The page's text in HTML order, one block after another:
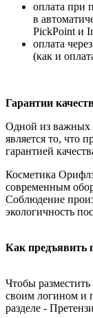
оплата при
в
PickPoint и
оплата
(как и
Гарантии
Одной из важных
является то, что
гарантией
Косметика
современным
Соблюдение
экологичность
Как предъявить
Чтобы
своим логином и
разделе -